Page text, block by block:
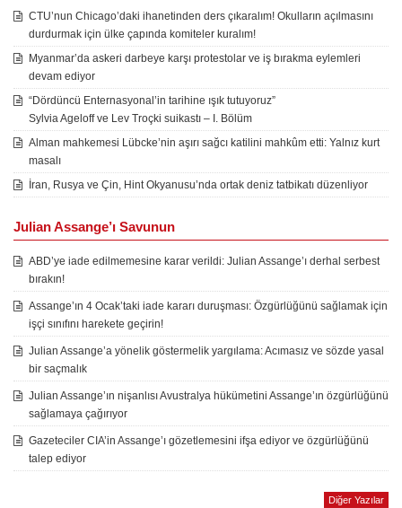
CTU’nun Chicago’daki ihanetinden ders çıkaralım! Okulların açılmasını
durdurmak için ülke çapında komiteler kuralım!
Myanmar’da askeri darbeye karşı protestolar ve iş bırakma eylemleri
devam ediyor
“Dördüncü Enternasyonal’in tarihine ışık tutuyoruz”
Sylvia Ageloff ve Lev Troçki suikastı – I. Bölüm
Alman mahkemesi Lübcke’nin aşırı sağcı katilini mahkûm etti: Yalnız kurt
masalı
İran, Rusya ve Çin, Hint Okyanusu’nda ortak deniz tatbikatı düzenliyor
Julian Assange’ı Savunun
ABD’ye iade edilmemesine karar verildi: Julian Assange’ı derhal serbest
bırakın!
Assange’ın 4 Ocak’taki iade kararı duruşması: Özgürlüğünü sağlamak için
işçi sınıfını harekete geçirin!
Julian Assange’a yönelik göstermelik yargılama: Acımasız ve sözde yasal
bir saçmalık
Julian Assange’ın nişanlısı Avustralya hükümetini Assange’ın özgürlüğünü
sağlamaya çağırıyor
Gazeteciler CIA’in Assange’ı gözetlemesini ifşa ediyor ve özgürlüğünü
talep ediyor
Diğer Yazılar